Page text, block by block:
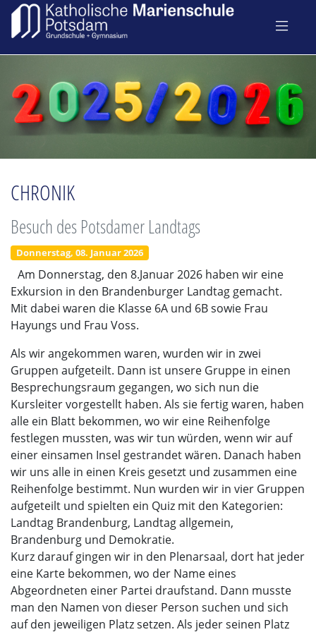
CHRONIK
Besuch des Potsdamer Landtags
Donnerstag, 08. Januar 2026
Am Donnerstag, den 8.Januar 2026 haben wir eine
Exkursion in den Brandenburger Landtag gemacht.
Mit dabei waren die Klasse 6A und 6B sowie Frau
Hayungs und Frau Voss.
Als wir angekommen waren, wurden wir in zwei
Gruppen aufgeteilt. Dann ist unsere Gruppe in einen
Besprechungsraum gegangen, wo sich nun die
Kursleiter vorgestellt haben. Als sie fertig waren, haben
alle ein Blatt bekommen, wo wir eine Reihenfolge
festlegen mussten, was wir tun würden, wenn wir auf
einer einsamen Insel gestrandet wären. Danach haben
wir uns alle in einen Kreis gesetzt und zusammen eine
Reihenfolge bestimmt. Nun wurden wir in vier Gruppen
aufgeteilt und spielten ein Quiz mit den Kategorien:
Landtag Brandenburg, Landtag allgemein,
Brandenburg und Demokratie.
Kurz darauf gingen wir in den Plenarsaal, dort hat jeder
eine Karte bekommen, wo der Name eines
Abgeordneten einer Partei draufstand. Dann musste
man den Namen von dieser Person suchen und sich
auf den jeweiligen Platz setzen. Als jeder seinen Platz